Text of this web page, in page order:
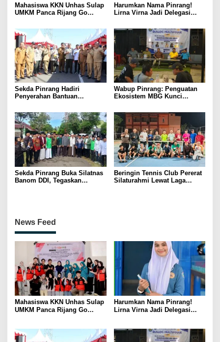
Mahasiswa KKN Unhas Sulap
UMKM Panca Rijang Go
Antusias Ikuti Pelatihan
Harumkan Nama Pinrang!
Lirna Virna Jadi Delegasi
Indonesia 2026
Sekda Pinrang Hadiri
Penyerahan Bantuan
Dukung Swasembada Pangan
Wabup Pinrang: Penguatan
Ekosistem MBG Kunci
Kerakyatan
Sekda Pinrang Buka Silatnas
Banom DDI, Tegaskan
Beringin Tennis Club Pererat
Silaturahmi Lewat Laga
News Feed
Mahasiswa KKN Unhas Sulap
UMKM Panca Rijang Go
Harumkan Nama Pinrang!
Lirna Virna Jadi Delegasi